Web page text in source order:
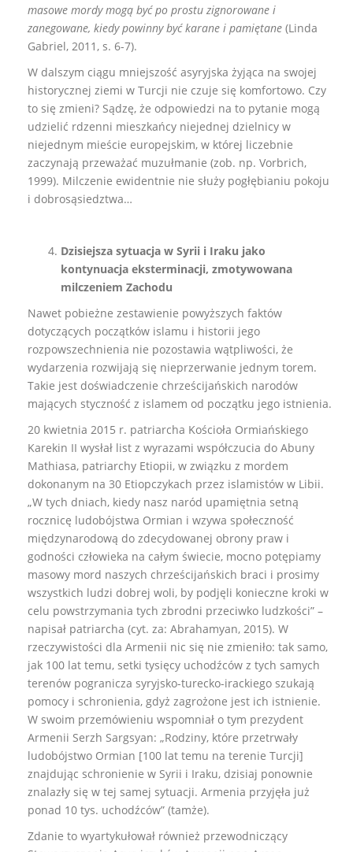
masowe mordy mogą być po prostu zignorowane i
zanegowane, kiedy powinny być karane i pamiętane (Linda
Gabriel, 2011, s. 6-7).
W dalszym ciągu mniejszość asyryjska żyjąca na swojej
historycznej ziemi w Turcji nie czuje się komfortowo. Czy
to się zmieni? Sądzę, że odpowiedzi na to pytanie mogą
udzielić rdzenni mieszkańcy niejednej dzielnicy w
niejednym mieście europejskim, w której liczebnie
zaczynają przeważać muzułmanie (zob. np. Vorbrich,
1999). Milczenie ewidentnie nie służy pogłębianiu pokoju
i dobrosąsiedztwa…
Dzisiejsza sytuacja w Syrii i Iraku jako
kontynuacja eksterminacji, zmotywowana
milczeniem Zachodu
Nawet pobieżne zestawienie powyższych faktów
dotyczących początków islamu i historii jego
rozpowszechnienia nie pozostawia wątpliwości, że
wydarzenia rozwijają się nieprzerwanie jednym torem.
Takie jest doświadczenie chrześcijańskich narodów
mających styczność z islamem od początku jego istnienia.
20 kwietnia 2015 r. patriarcha Kościoła Ormiańskiego
Karekin II wysłał list z wyrazami współczucia do Abuny
Mathiasa, patriarchy Etiopii, w związku z mordem
dokonanym na 30 Etiopczykach przez islamistów w Libii.
„W tych dniach, kiedy nasz naród upamiętnia setną
rocznicę ludobójstwa Ormian i wzywa społeczność
międzynarodową do zdecydowanej obrony praw i
godności człowieka na całym świecie, mocno potępiamy
masowy mord naszych chrześcijańskich braci i prosimy
wszystkich ludzi dobrej woli, by podjęli konieczne kroki w
celu powstrzymania tych zbrodni przeciwko ludzkości” –
napisał patriarcha (cyt. za: Abrahamyan, 2015). W
rzeczywistości dla Armenii nic się nie zmieniło: tak samo,
jak 100 lat temu, setki tysięcy uchodźców z tych samych
terenów pogranicza syryjsko-turecko-irackiego szukają
pomocy i schronienia, gdyż zagrożone jest ich istnienie.
W swoim przemówieniu wspomniał o tym prezydent
Armenii Serzh Sargsyan: „Rodziny, które przetrwały
ludobójstwo Ormian [100 lat temu na terenie Turcji]
znajdując schronienie w Syrii i Iraku, dzisiaj ponownie
znalazły się w tej samej sytuacji. Armenia przyjęła już
ponad 10 tys. uchodźców” (tamże).
Zdanie to wyartykułował również przewodniczący